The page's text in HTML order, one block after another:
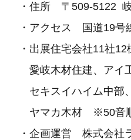
・住所 〒509-5122
・アクセス 国道19号
・出展住宅会社11社12
愛岐木材住建、アイ
セキスイハイム中部
ヤマカ木材 ※50音
・企画運営 株式会社